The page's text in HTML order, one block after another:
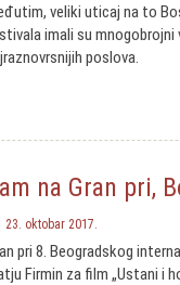
veliki uticaj na to
imali su mnogobrojni
poslova.
na Gran pri,
23. oktobar 2017.
pri 8. Beogradskog
Firmin za film „Ustani i